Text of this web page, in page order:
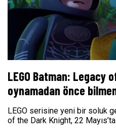
LEGO Batman: Legacy
oynamadan önce
LEGO serisine yeni bir soluk
of the Dark Knight, 22